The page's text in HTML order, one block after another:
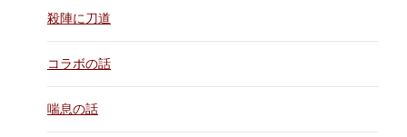
殺陣に刀道
コラボの話
喘息の話